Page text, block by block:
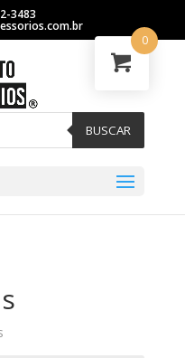
3483
BUSCAR
0